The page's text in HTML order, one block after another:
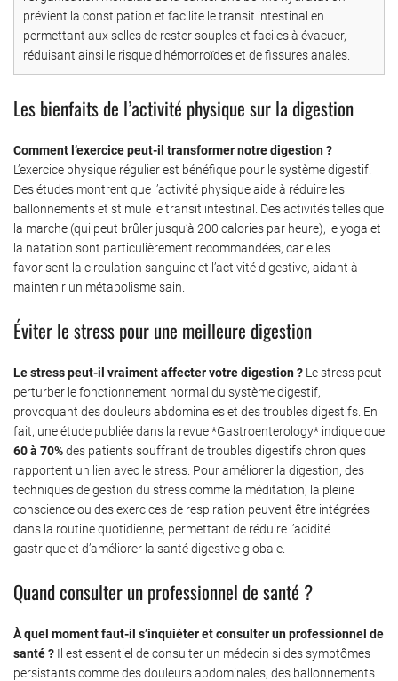
prévient la constipation et facilite le transit intestinal en
permettant aux selles de rester souples et faciles à évacuer,
réduisant ainsi le risque d’hémorroïdes et de fissures anales.
Les bienfaits de l’activité physique sur la digestion
Comment l’exercice peut-il transformer notre digestion ?
L’exercice physique régulier est bénéfique pour le système digestif.
Des études montrent que l’activité physique aide à réduire les
ballonnements et stimule le transit intestinal. Des activités telles que
la marche (qui peut brûler jusqu’à 200 calories par heure), le yoga et
la natation sont particulièrement recommandées, car elles
favorisent la circulation sanguine et l’activité digestive, aidant à
maintenir un métabolisme sain.
Éviter le stress pour une meilleure digestion
Le stress peut-il vraiment affecter votre digestion ? Le stress peut
perturber le fonctionnement normal du système digestif,
provoquant des douleurs abdominales et des troubles digestifs. En
fait, une étude publiée dans la revue *Gastroenterology* indique que
60 à 70%des patients souffrant de troubles digestifs chroniques
rapportent un lien avec le stress. Pour améliorer la digestion, des
techniques de gestion du stress comme la méditation, la pleine
conscience ou des exercices de respiration peuvent être intégrées
dans la routine quotidienne, permettant de réduire l’acidité
gastrique et d’améliorer la santé digestive globale.
Quand consulter un professionnel de santé ?
À quel moment faut-il s’inquiéter et consulter un professionnel de
santé ? Il est essentiel de consulter un médecin si des symptômes
persistants comme des douleurs abdominales, des ballonnements